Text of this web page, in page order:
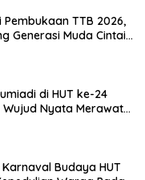
Pembukaan TTB 2026,
Generasi Muda Cintai
di HUT ke-24
Nyata Merawat
Budaya HUT